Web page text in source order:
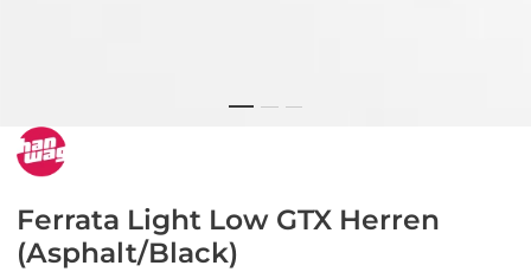
Ferrata Light Low GTX Herren
(Asphalt/Black)